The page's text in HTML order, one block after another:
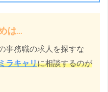
は…
事務職の求人を探すな
ラキャリに相談するのが